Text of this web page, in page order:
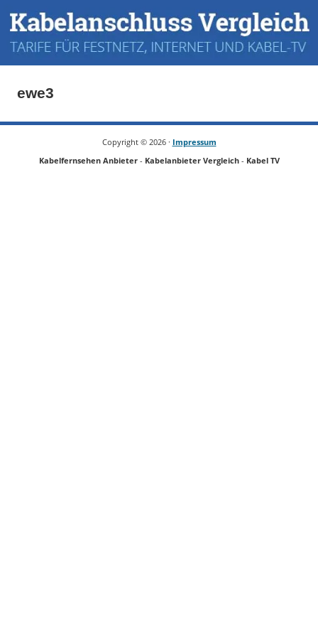
ewe3
Copyright © 2026 · Impressum
Kabelfernsehen Anbieter- Kabelanbieter Vergleich- Kabel TV